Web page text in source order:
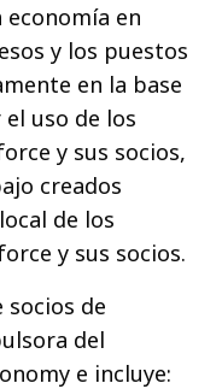
en
y los puestos
en la base
uso de los
y sus socios,
creados
de los
y sus socios.
socios de
del
e incluye: